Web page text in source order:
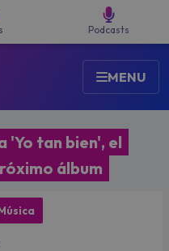
Podcasts
MENU
'Yo tan bien', el
álbum